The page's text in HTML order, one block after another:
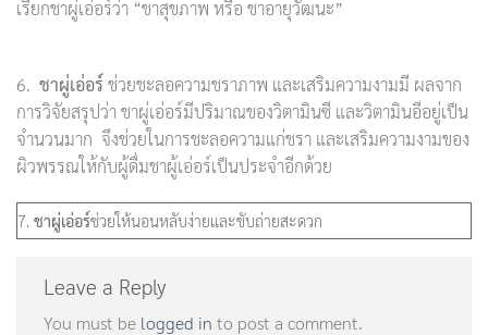
เรียกชาผู่เอ่อร์ว่า “ชาสุขภาพ หรือ ชาอายุวัฒนะ”
6. ชาผู่เอ่อร์ ช่วยชะลอความชราภาพ และเสริมความงามมี ผลจาก
การวิจัยสรุปว่า ชาผู่เอ่อร์มีปริมาณของวิตามินซี และวิตามินอีอยู่เป็น
จำนวนมาก จึงช่วยในการชะลอความแก่ชรา และเสริมความงามของ
ผิวพรรณให้กับผู้ดื่มชาผู้เอ่อร์เป็นประจำอีกด้วย
7. ชาผู่เอ่อร์ช่วยให้นอนหลับง่ายและขับถ่ายสะดวก
Leave a Reply
You must be logged in to post a comment.